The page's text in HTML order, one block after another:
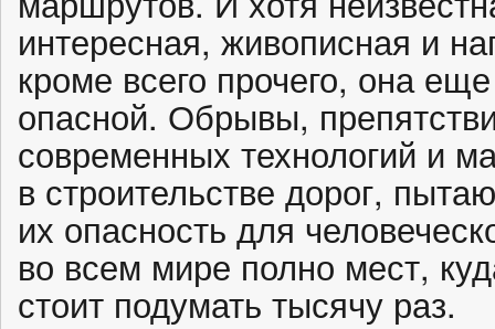
интересная, живописная и
кроме всего прочего, она
опасной. Обрывы,
современных технологий и
в строительстве дорог,
их опасность для
во всем мире полно мест,
стоит подумать тысячу раз.